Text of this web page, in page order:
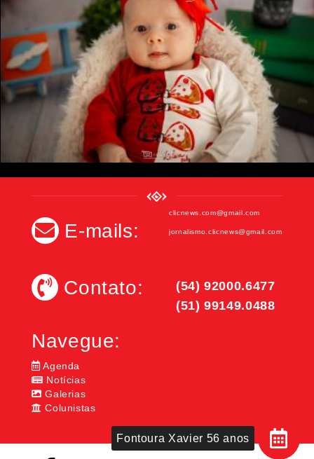
E-mails:
clicnews.com@gmail.com
jornalismo.clicnews@gmail.com
Contato:
(54) 92000.6477
(51) 99149.0488
Navegue:
Agenda
Notícias
Galerias
Colunistas
Fontoura Xavier 56 anos